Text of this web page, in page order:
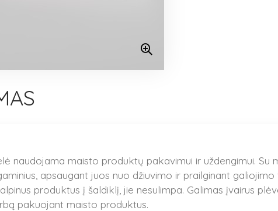
naudojama maisto produktų pakavimui ir uždengimui.
apsaugant juos nuo džiuvimo ir prailginant
produktus į šaldiklį, jie nesulimpa. Galimas įvairus
pakuojant maisto produktus.